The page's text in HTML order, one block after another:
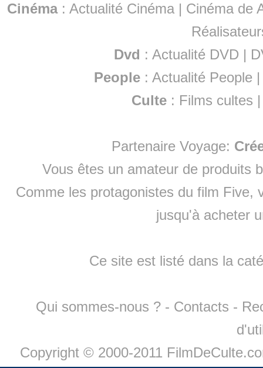
Cinéma: Actualité Cinéma | Cinéma de
Dvd : Actualité DVD |
People :Actualité People
Culte : Films cultes
Partenaire Voyage:
Vous êtes un amateur de produits
Comme les protagonistes du film Five,
jusqu'à acheter
Ce site est listé dans la
Qui sommes-nous ? - Contacts -
Copyright © 2000-2011